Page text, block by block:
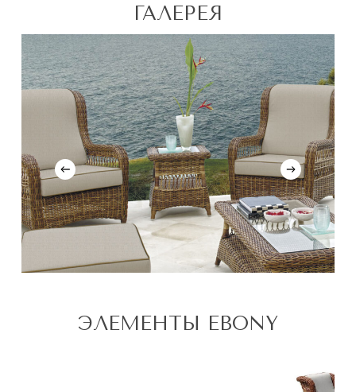
ГАЛЕРЕЯ
ЭЛЕМЕНТЫ EBONY